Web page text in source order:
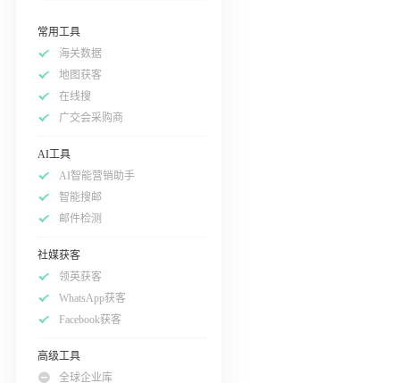
常用工具
海关数据
地图获客
在线搜
广交会采购商
AI工具
AI智能营销助手
智能搜邮
邮件检测
社媒获客
领英获客
WhatsApp获客
Facebook获客
高级工具
全球企业库